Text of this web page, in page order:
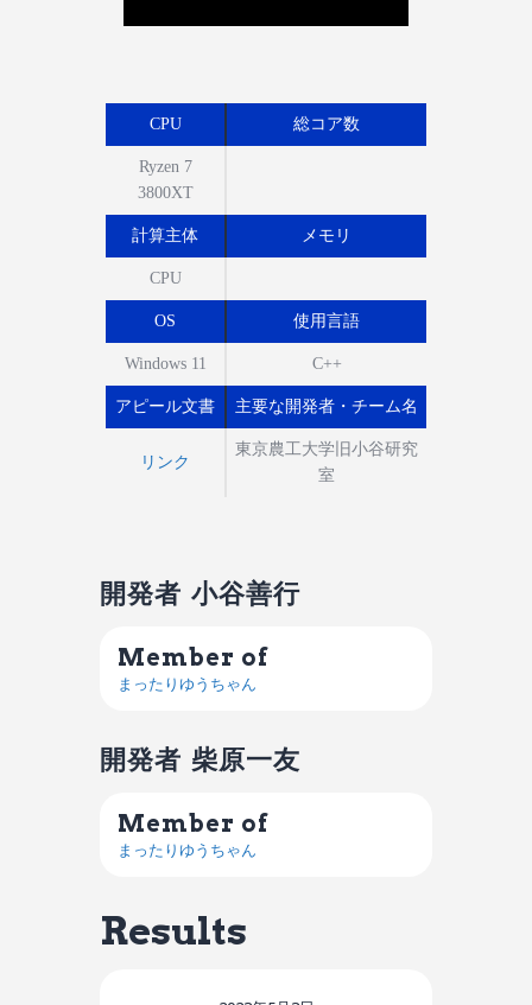
CPU 総コア数
Ryzen 7
3800XT
計算主体 メモリ
CPU
OS 使用言語
Windows 11 C++
アピール文書 主要な開発者・チーム名
リンク
東京農工大学旧小谷研究
室
開発者 小谷善行
Member of
まったりゆうちゃん
開発者 柴原一友
Member of
まったりゆうちゃん
Results